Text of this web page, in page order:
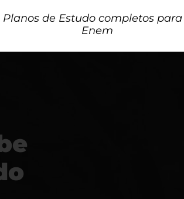
Planos de Estudo completos para
Enem